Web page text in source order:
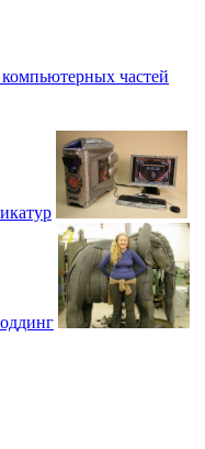
частей